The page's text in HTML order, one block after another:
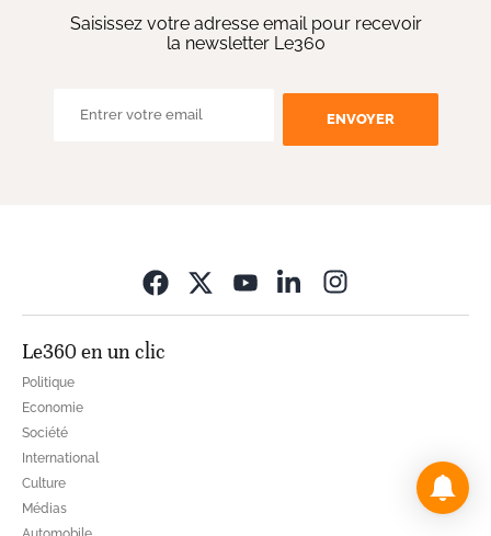
Saisissez votre adresse email pour recevoir
la newsletter Le360
ENVOYER
Le360 en un clic
Politique
Economie
Société
International
Culture
Médias